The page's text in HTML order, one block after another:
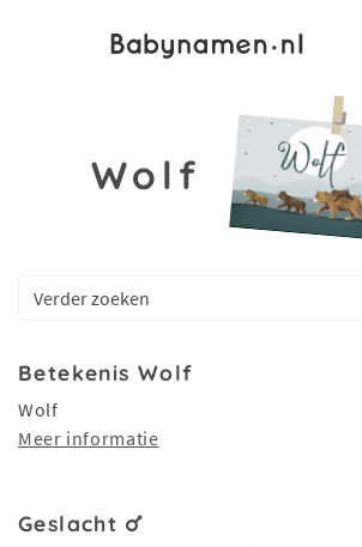
Wolf
Betekenis Wolf
Wolf
Meer informatie
Geslacht